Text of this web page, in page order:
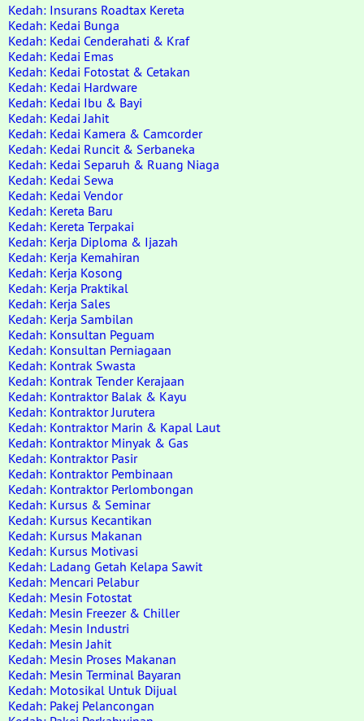
Kedah: Insurans Roadtax Kereta
Kedah: Kedai Bunga
Kedah: Kedai Cenderahati & Kraf
Kedah: Kedai Emas
Kedah: Kedai Fotostat & Cetakan
Kedah: Kedai Hardware
Kedah: Kedai Ibu & Bayi
Kedah: Kedai Jahit
Kedah: Kedai Kamera & Camcorder
Kedah: Kedai Runcit & Serbaneka
Kedah: Kedai Separuh & Ruang Niaga
Kedah: Kedai Sewa
Kedah: Kedai Vendor
Kedah: Kereta Baru
Kedah: Kereta Terpakai
Kedah: Kerja Diploma & Ijazah
Kedah: Kerja Kemahiran
Kedah: Kerja Kosong
Kedah: Kerja Praktikal
Kedah: Kerja Sales
Kedah: Kerja Sambilan
Kedah: Konsultan Peguam
Kedah: Konsultan Perniagaan
Kedah: Kontrak Swasta
Kedah: Kontrak Tender Kerajaan
Kedah: Kontraktor Balak & Kayu
Kedah: Kontraktor Jurutera
Kedah: Kontraktor Marin & Kapal Laut
Kedah: Kontraktor Minyak & Gas
Kedah: Kontraktor Pasir
Kedah: Kontraktor Pembinaan
Kedah: Kontraktor Perlombongan
Kedah: Kursus & Seminar
Kedah: Kursus Kecantikan
Kedah: Kursus Makanan
Kedah: Kursus Motivasi
Kedah: Ladang Getah Kelapa Sawit
Kedah: Mencari Pelabur
Kedah: Mesin Fotostat
Kedah: Mesin Freezer & Chiller
Kedah: Mesin Industri
Kedah: Mesin Jahit
Kedah: Mesin Proses Makanan
Kedah: Mesin Terminal Bayaran
Kedah: Motosikal Untuk Dijual
Kedah: Pakej Pelancongan